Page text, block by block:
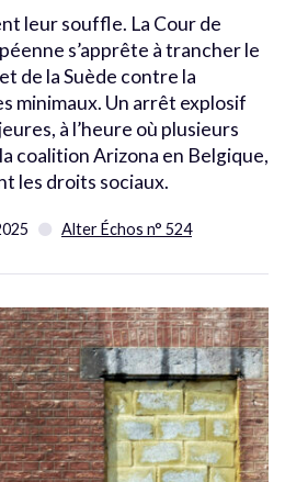
leur souffle. La Cour de
s’apprête à trancher le
de la Suède contre la
minimaux. Un arrêt explosif
à l’heure où plusieurs
coalition Arizona en Belgique,
les droits sociaux.
Alter Échos n° 524